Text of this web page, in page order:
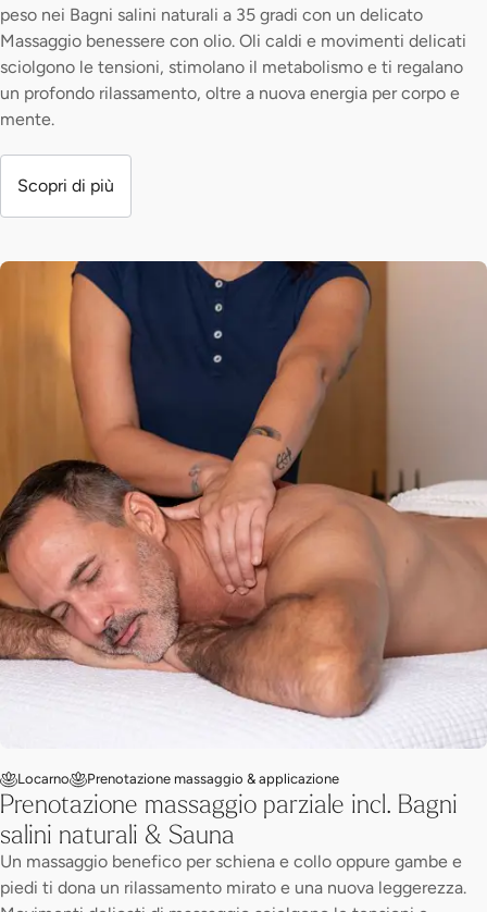
peso nei Bagni salini naturali a 35 gradi con un delicato
Massaggio benessere con olio. Oli caldi e movimenti delicati
sciolgono le tensioni, stimolano il metabolismo e ti regalano
un profondo rilassamento, oltre a nuova energia per corpo e
mente.
Scopri di più
Locarno Prenotazione massaggio & applicazione
Prenotazione massaggio parziale incl. Bagni
salini naturali & Sauna
Un massaggio benefico per schiena e collo oppure gambe e
piedi ti dona un rilassamento mirato e una nuova leggerezza.